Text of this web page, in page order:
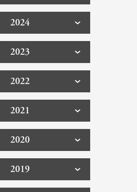
2024
2023
2022
2021
2020
2019